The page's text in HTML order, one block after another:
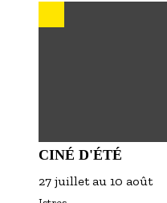
CINÉ D'ÉTÉ
27 juillet au 10 août